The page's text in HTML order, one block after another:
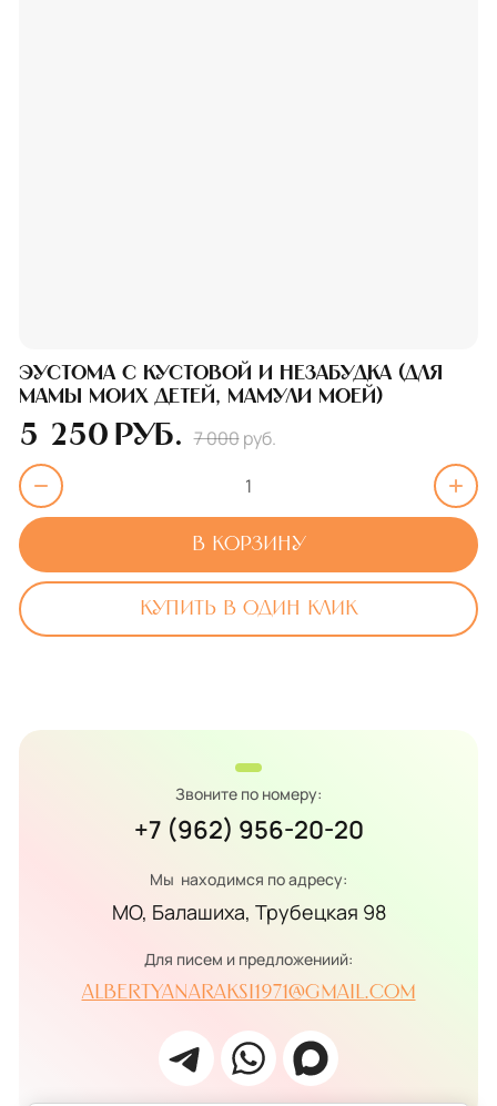
Эустома с кустовой и незабудка (для
мамы моих детей, мамули моей)
7 000 руб.
5 250 руб.
В корзину
Купить в один клик
Мы находимся по адресу:
МО, Балашиха, Трубецкая 98
Для писем и предложениий:
albertyanaraksi1971@gmail.com
Звоните по номеру:
+7 (962) 956-20-20